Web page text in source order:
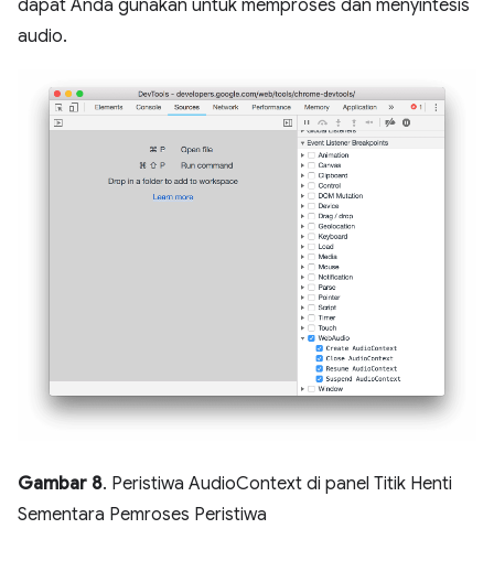
dapat Anda gunakan untuk memproses dan menyintesis
audio.
Gambar 8. Peristiwa AudioContext di panel Titik Henti
Sementara Pemroses Peristiwa